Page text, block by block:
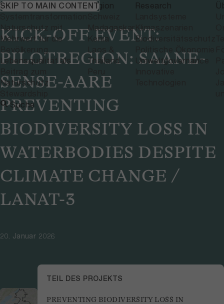
SKIP TO MAIN CONTENT
Themen
Naturschutz mit
Mehrwert für die
Lebensqualität als
Naturschutz
Region
Madagaskar
Kenia
Thailand
Research
Klimaszenarien
Biodiversitätsschutz
Umweltgovernance
Suche
KICK-OFF EVENT:
PILOTREGION: SAANE-
SENSE-AARE
PREVENTING
BIODIVERSITY LOSS IN
WATERBODIES DESPITE
CLIMATE CHANGE /
LANAT-3
EREIGNIS
20. Januar 2026
TEIL DES PROJEKTS
PREVENTING BIODIVERSITY LOSS IN